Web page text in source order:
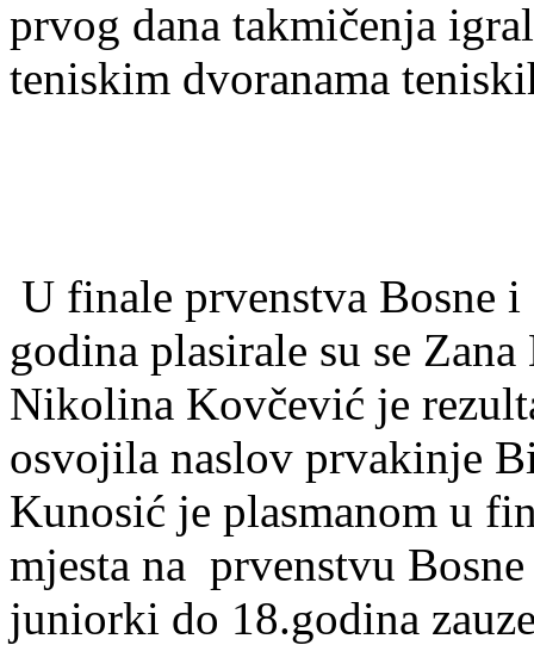
prvog dana takmičenja
teniskim dvoranama
U finale prvenstva Bosne
godina plasirale su se
Nikolina Kovčević je
osvojila naslov prvakinje
Kunosić je plasmanom u
mjesta na prvenstvu
juniorki do 18.godina